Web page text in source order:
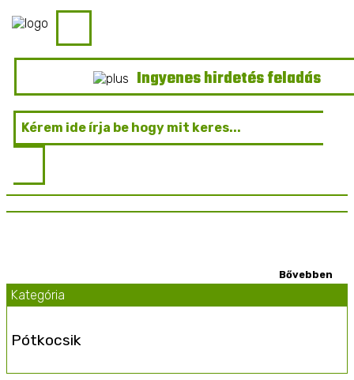
Ingyenes hirdetés feladás
Kategória
Pótkocsik